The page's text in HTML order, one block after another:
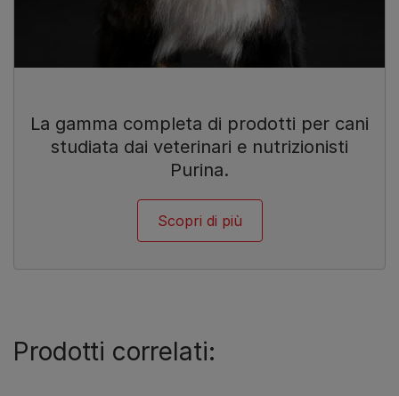
La gamma completa di prodotti per cani
studiata dai veterinari e nutrizionisti
Purina.
Scopri di più
Prodotti correlati: